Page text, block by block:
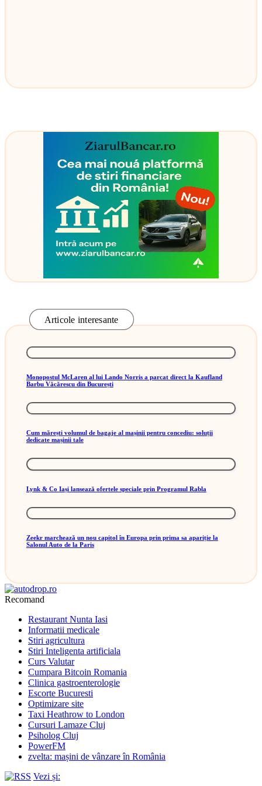
Articole interesante
Monopostul McLaren al lui Lando Norris a parcat direct la Kaufland
Barbu Văcărescu din București
Cum mărești volumul de bagaje al mașinii pentru concediu: soluții
dedicate mașinii tale
Lynk & Co Iași lansează ofertele speciale prin Programul Rabla
Zeekr marchează un nou capitol în Europa prin prima sa apariție la
Salonul Auto de la Paris
Recomand
Restaurant Nunta Iasi
Informatii medicale
Stiri agricultura
Stiri Inteligenta artificiala
Curs Valutar
Cumpara Bitcoin Romania
Clinica gastroenterologie
Escorte Bucuresti
Optimizare site
Taxi Heathrow to London
Cursuri Lamaze Cluj
Psiholog Cluj
PowerFM
zvelta: mașini de vânzare în România
Vezi și: